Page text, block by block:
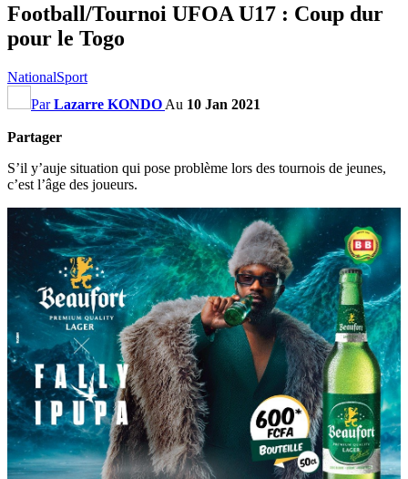
Football/Tournoi UFOA U17 : Coup dur
pour le Togo
NationalSport
ParLazarre KONDO Au 10 Jan 2021
Partager
S’il y’auje situation qui pose problème lors des tournois de jeunes,
c’est l’âge des joueurs.